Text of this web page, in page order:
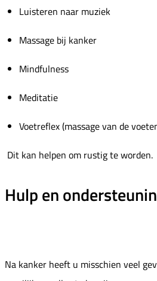
Luisteren naar muziek
Massage bij kanker
Mindfulness
Meditatie
Voetreflex (massage van de
Dit kan helpen om rustig te worden.
Hulp en
Na kanker heeft u misschien veel